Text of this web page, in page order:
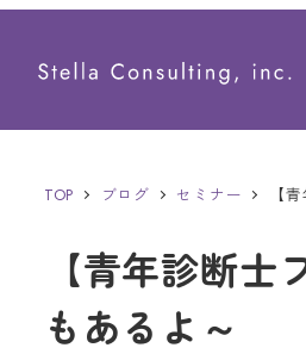
TOP ブログ セミナー 【
【青年診断
もあるよ～